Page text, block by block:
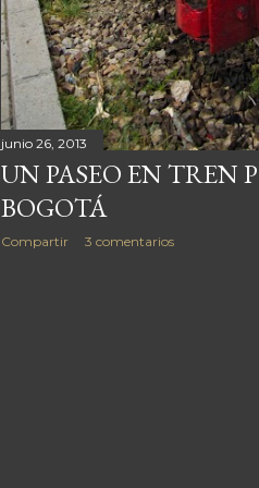
junio 26, 2013
UN PASEO EN TREN
BOGOTÁ
Compartir 3 comentarios